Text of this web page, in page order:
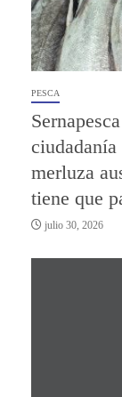
PESCA
merluza
tiene que
julio 30, 2026